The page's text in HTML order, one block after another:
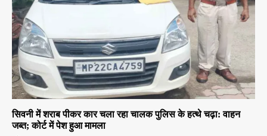
सिवनी में शराब पीकर कार चला रहा चालक पुलिस के हत्थे चढ़ा: वाहन
जब्त; कोर्ट में पेश हुआ मामला